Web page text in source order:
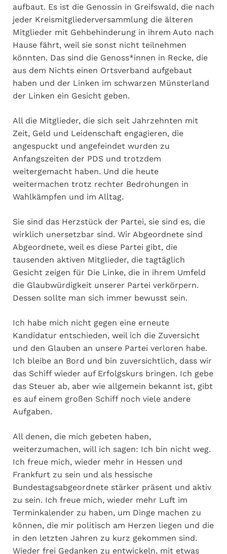
aufbaut. Es ist die Genossin in Greifswald, die nach
jeder Kreismitgliederversammlung die älteren
Mitglieder mit Gehbehinderung in ihrem Auto nach
Hause fährt, weil sie sonst nicht teilnehmen
könnten. Das sind die Genoss*innen in Recke, die
aus dem Nichts einen Ortsverband aufgebaut
haben und der Linken im schwarzen Münsterland
der Linken ein Gesicht geben.
All die Mitglieder, die sich seit Jahrzehnten mit
Zeit, Geld und Leidenschaft engagieren, die
angespuckt und angefeindet wurden zu
Anfangszeiten der PDS und trotzdem
weitergemacht haben. Und die heute
weitermachen trotz rechter Bedrohungen in
Wahlkämpfen und im Alltag.
Sie sind das Herzstück der Partei, sie sind es, die
wirklich unersetzbar sind. Wir Abgeordnete sind
Abgeordnete, weil es diese Partei gibt, die
tausenden aktiven Mitglieder, die tagtäglich
Gesicht zeigen für Die Linke, die in ihrem Umfeld
die Glaubwürdigkeit unserer Partei verkörpern.
Dessen sollte man sich immer bewusst sein.
Ich habe mich nicht gegen eine erneute
Kandidatur entschieden, weil ich die Zuversicht
und den Glauben an unsere Partei verloren habe.
Ich bleibe an Bord und bin zuversichtlich, dass wir
das Schiff wieder auf Erfolgskurs bringen. Ich gebe
das Steuer ab, aber wie allgemein bekannt ist, gibt
es auf einem großen Schiff noch viele andere
Aufgaben.
All denen, die mich gebeten haben,
weiterzumachen, will ich sagen: Ich bin nicht weg.
Ich freue mich, wieder mehr in Hessen und
Frankfurt zu sein und als hessische
Bundestagsabgeordnete stärker präsent und aktiv
zu sein. Ich freue mich, wieder mehr Luft im
Terminkalender zu haben, um Dinge machen zu
können, die mir politisch am Herzen liegen und die
in den letzten Jahren zu kurz gekommen sind.
Wieder frei Gedanken zu entwickeln, mit etwas